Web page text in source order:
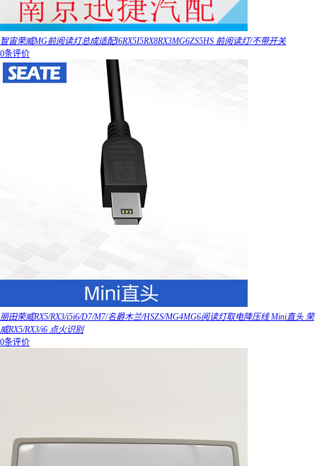
智宙荣威MG前阅读灯总成适配I6RX5I5RX8RX3MG6ZS5HS 前阅读灯/不带开关
0条评价
丽田荣威RX5/RX3/i5i6/D7/M7/名爵木兰/HSZS/MG4MG6阅读灯取电降压线 Mini直头 荣
威RX5/RX3/i6 点火识别
0条评价